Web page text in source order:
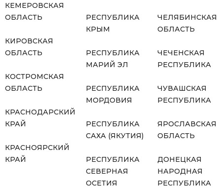
КЕМЕРОВСКАЯ
ОБЛАСТЬ
КИРОВСКАЯ
ОБЛАСТЬ
КОСТРОМСКАЯ
ОБЛАСТЬ
КРАСНОДАРСКИЙ
КРАЙ
КРАСНОЯРСКИЙ
КРАЙ
РЕСПУБЛИКА
КРЫМ
РЕСПУБЛИКА
МАРИЙ ЭЛ
РЕСПУБЛИКА
МОРДОВИЯ
РЕСПУБЛИКА
САХА (ЯКУТИЯ)
РЕСПУБЛИКА
СЕВЕРНАЯ
ОСЕТИЯ
ЧЕЛЯБИНСКАЯ
ОБЛАСТЬ
ЧЕЧЕНСКАЯ
РЕСПУБЛИКА
ЧУВАШСКАЯ
РЕСПУБЛИКА
ЯРОСЛАВСКАЯ
ОБЛАСТЬ
ДОНЕЦКАЯ
НАРОДНАЯ
РЕСПУБЛИКА